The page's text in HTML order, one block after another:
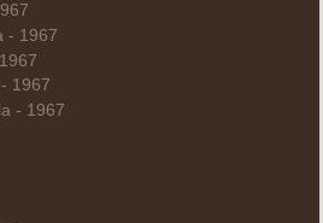
- 1967
1967
- 1967